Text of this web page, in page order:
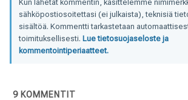
Kun lähetät kommentin, käsittelemme
sähköpostiosoitettasi (ei julkaista), teknisiä
sisältöä. Kommentti tarkastetaan
toimituksellisesti. Lue tietosuojaseloste ja
kommentointiperiaatteet.
9 KOMMENTIT